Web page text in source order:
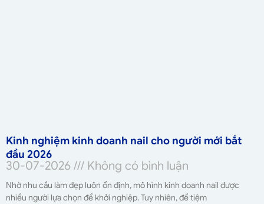
Kinh nghiệm kinh doanh nail cho người mới bắt
đầu 2026
30-07-2026 Không có bình luận
Nhờ nhu cầu làm đẹp luôn ổn định, mô hình kinh doanh nail được
nhiều người lựa chọn để khởi nghiệp. Tuy nhiên, để tiệm